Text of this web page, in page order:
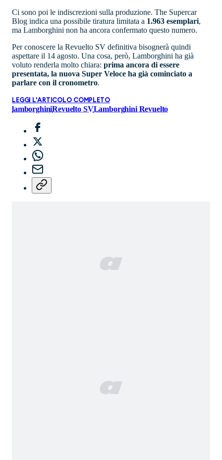
Ci sono poi le indiscrezioni sulla produzione. The Supercar
Blog indica una possibile tiratura limitata a 1.963 esemplari,
ma Lamborghini non ha ancora confermato questo numero.
Per conoscere la Revuelto SV definitiva bisognerà quindi
aspettare il 14 agosto. Una cosa, però, Lamborghini ha già
voluto renderla molto chiara: prima ancora di essere
presentata, la nuova Super Veloce ha già cominciato a
parlare con il cronometro.
LEGGI L'ARTICOLO COMPLETO
lamborghiniRevuelto SVLamborghini Revuelto